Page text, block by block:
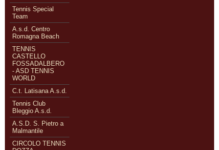
Tennis Special
Team
A.s.d. Centro
Romagna Beach
TENNIS
CASTELLO
FOSSADALBERO
- ASD TENNIS
WORLD
C.t. Latisana A.s.d.
Tennis Club
Bleggio A.s.d.
A.S.D. S. Pietro a
Malmantile
CIRCOLO TENNIS